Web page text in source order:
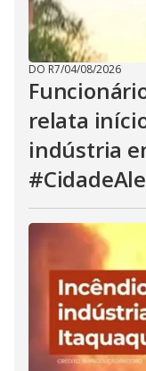
DO R7/04/08/2026
relata
indústria